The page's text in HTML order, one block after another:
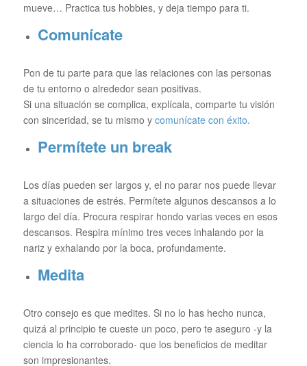
mueve… Practica tus hobbies, y deja tiempo para ti.
Comunícate
Pon de tu parte para que las relaciones con las personas
de tu entorno o alrededor sean positivas.
Si una situación se complica, explícala, comparte tu visión
con sinceridad, se tu mismo y comunícate con éxito.
Permítete un break
Los días pueden ser largos y, el no parar nos puede llevar
a situaciones de estrés. Permítete algunos descansos a lo
largo del día. Procura respirar hondo varias veces en esos
descansos. Respira mínimo tres veces inhalando por la
nariz y exhalando por la boca, profundamente.
Medita
Otro consejo es que medites. Si no lo has hecho nunca,
quizá al principio te cueste un poco, pero te aseguro -y la
ciencia lo ha corroborado- que los beneficios de meditar
son impresionantes.